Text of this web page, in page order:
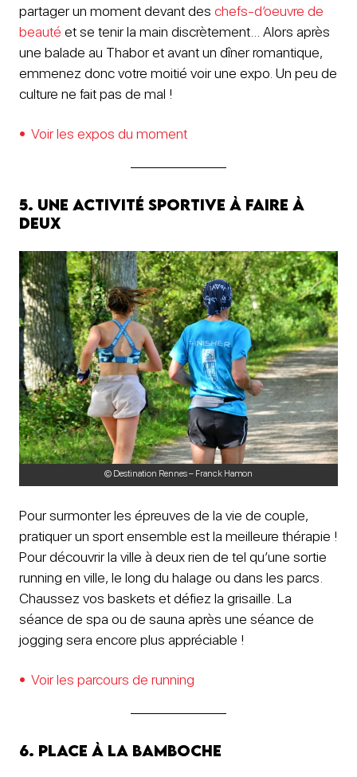
partager un moment devant des chefs-d’oeuvre de
beauté et se tenir la main discrètement… Alors après
une balade au Thabor et avant un dîner romantique,
emmenez donc votre moitié voir une expo. Un peu de
culture ne fait pas de mal !
Voir les expos du moment
5. Une activité sportive à faire à
deux
© Destination Rennes – Franck Hamon
Pour surmonter les épreuves de la vie de couple,
pratiquer un sport ensemble est la meilleure thérapie !
Pour découvrir la ville à deux rien de tel qu’une sortie
running en ville, le long du halage ou dans les parcs.
Chaussez vos baskets et défiez la grisaille. La
séance de spa ou de sauna après une séance de
jogging sera encore plus appréciable !
Voir les parcours de running
6. Place à la bamboche